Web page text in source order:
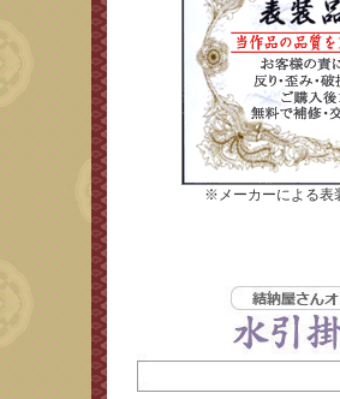
※メーカーによる表